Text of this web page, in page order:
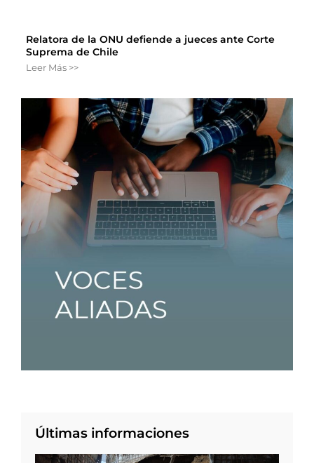
Relatora de la ONU defiende a jueces ante Corte
Suprema de Chile
Leer Más >>
Últimas informaciones